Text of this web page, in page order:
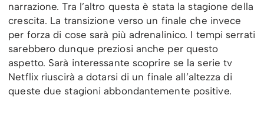
narrazione. Tra l’altro questa è stata la stagione della
crescita. La transizione verso un finale che invece
per forza di cose sarà più adrenalinico. I tempi serrati
sarebbero dunque preziosi anche per questo
aspetto. Sarà interessante scoprire se la serie tv
Netflix riuscirà a dotarsi di un finale all’altezza di
queste due stagioni abbondantemente positive.